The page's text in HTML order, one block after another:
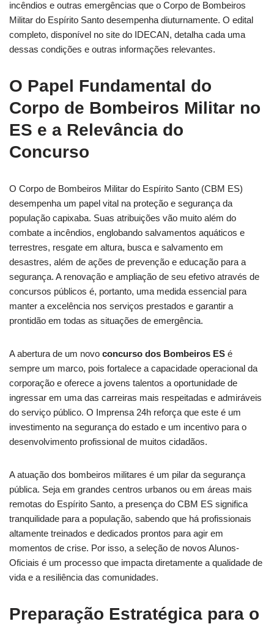
incêndios e outras emergências que o Corpo de Bombeiros
Militar do Espírito Santo desempenha diuturnamente. O edital
completo, disponível no site do IDECAN, detalha cada uma
dessas condições e outras informações relevantes.
O Papel Fundamental do
Corpo de Bombeiros Militar no
ES e a Relevância do
Concurso
O Corpo de Bombeiros Militar do Espírito Santo (CBM ES)
desempenha um papel vital na proteção e segurança da
população capixaba. Suas atribuições vão muito além do
combate a incêndios, englobando salvamentos aquáticos e
terrestres, resgate em altura, busca e salvamento em
desastres, além de ações de prevenção e educação para a
segurança. A renovação e ampliação de seu efetivo através de
concursos públicos é, portanto, uma medida essencial para
manter a excelência nos serviços prestados e garantir a
prontidão em todas as situações de emergência.
A abertura de um novo concurso dos Bombeiros ES é
sempre um marco, pois fortalece a capacidade operacional da
corporação e oferece a jovens talentos a oportunidade de
ingressar em uma das carreiras mais respeitadas e admiráveis
do serviço público. O Imprensa 24h reforça que este é um
investimento na segurança do estado e um incentivo para o
desenvolvimento profissional de muitos cidadãos.
A atuação dos bombeiros militares é um pilar da segurança
pública. Seja em grandes centros urbanos ou em áreas mais
remotas do Espírito Santo, a presença do CBM ES significa
tranquilidade para a população, sabendo que há profissionais
altamente treinados e dedicados prontos para agir em
momentos de crise. Por isso, a seleção de novos Alunos-
Oficiais é um processo que impacta diretamente a qualidade de
vida e a resiliência das comunidades.
Preparação Estratégica para o